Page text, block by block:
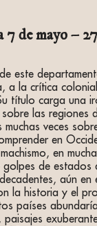
de mayo –
este
a la crítica
título carga una
las regiones
muchas veces
en
en
golpes de
aún
la historia y el
países
paisajes